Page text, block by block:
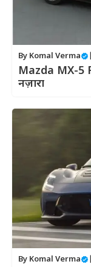
By Komal Verma
Mazda MX-5
नज़ारा
By Komal Verma